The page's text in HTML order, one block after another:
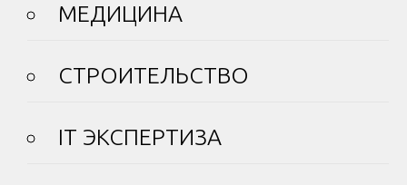
МЕДИЦИНА
СТРОИТЕЛЬСТВО
IT ЭКСПЕРТИЗА